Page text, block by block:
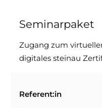
Seminarpaket
Zugang zum
digitales steinau
Referent:in